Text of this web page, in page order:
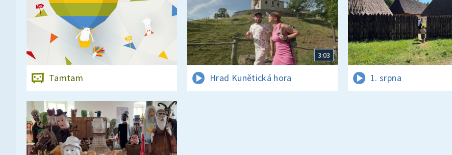
Tamtam
3:03
Hrad Kunětická hora 1. srpna